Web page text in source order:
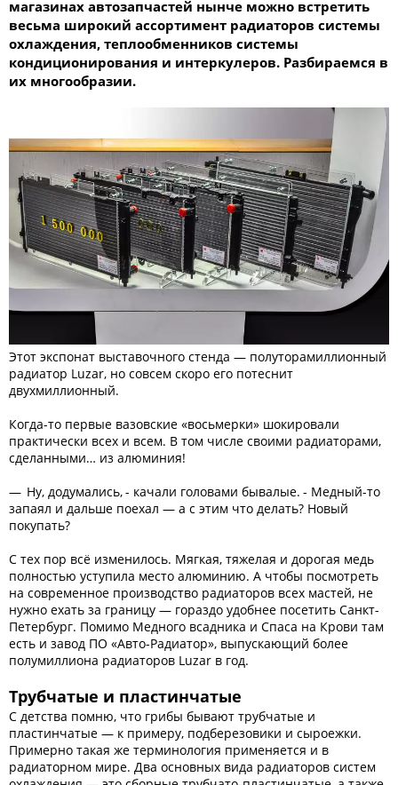
магазинах автозапчастей нынче можно встретить
весьма широкий ассортимент радиаторов системы
охлаждения, теплообменников системы
кондиционирования и интеркулеров. Разбираемся в
их многообразии.
Этот экспонат выставочного стенда — полуторамиллионный
радиатор Luzar, но совсем скоро его потеснит
двухмиллионный.
Когда-то первые вазовские «восьмерки» шокировали
практически всех и всем. В том числе своими радиаторами,
сделанными… из алюминия!
— Ну, додумались, - качали головами бывалые. - Медный-то
запаял и дальше поехал — а с этим что делать? Новый
покупать?
С тех пор всё изменилось. Мягкая, тяжелая и дорогая медь
полностью уступила место алюминию. А чтобы посмотреть
на современное производство радиаторов всех мастей, не
нужно ехать за границу — гораздо удобнее посетить Санкт-
Петербург. Помимо Медного всадника и Спаса на Крови там
есть и завод ПО «Авто-Радиатор», выпускающий более
полумиллиона радиаторов Luzar в год.
Трубчатые и пластинчатые
С детства помню, что грибы бывают трубчатые и
пластинчатые — к примеру, подберезовики и сыроежки.
Примерно такая же терминология применяется и в
радиаторном мире. Два основных вида радиаторов систем